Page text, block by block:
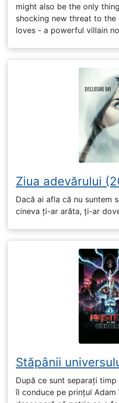
might also be the only
shocking new threat to
loves - a powerful villain
Ziua adevărului
Dacă ai afla că nu suntem
cineva ți-ar arăta, ți-ar
Stăpânii
După ce sunt separați timp
îl conduce pe prințul Adam